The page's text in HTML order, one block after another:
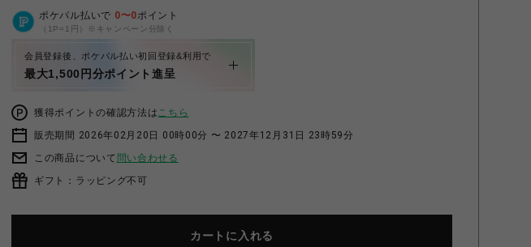
ポケパル払いで 0〜0ポイント
（1P=1円）※キャンペーン分除く
会員登録後、ポケパル払い初回登録&利用で
最大1,500円分ポイント進呈
獲得ポイントの確認方法はこちら
販売期間 2026年02月20日 00時00分 〜 2027年12月31日 23時59分
この商品について 問い合わせる
ギフト：ラッピング不可
カートに入れる